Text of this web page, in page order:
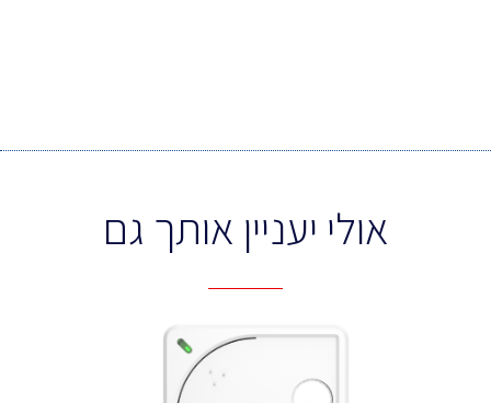
אולי יעניין אותך גם